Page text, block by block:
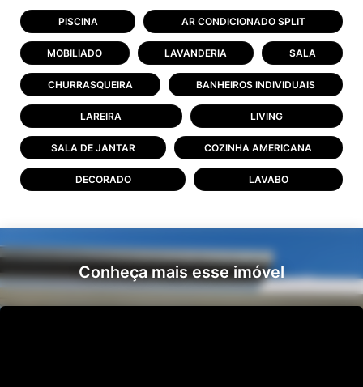
PISCINA AR CONDICIONADO SPLIT
MOBILIADO LAVANDERIA SALA
CHURRASQUEIRA BANHEIROS INDIVIDUAIS
LAREIRA LIVING
SALA DE JANTAR COZINHA AMERICANA
DECORADO LAVABO
Conheça mais esse imóvel